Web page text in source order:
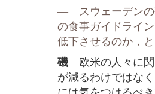
― スウェーデンの
の食事ガイドライ
低下させるのか，
磯 欧米の人々に
が減るわけではな